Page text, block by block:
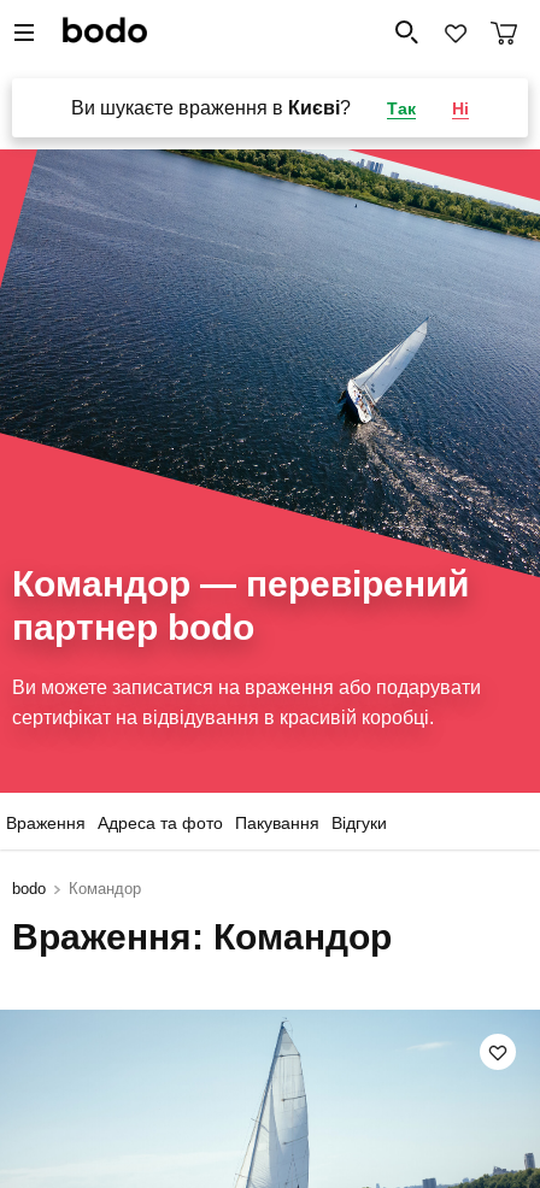
Ви шукаєте враження в Києві? Так Ні
Командор — перевірений
партнер bodo
Ви можете записатися на враження або подарувати
сертифікат на відвідування в красивій коробці.
Враження Адреса та фото Пакування Відгуки
bodo Командор
Враження: Командор